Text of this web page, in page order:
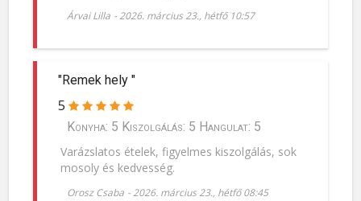
Árvai Lilla -2026. március 23., hétfő 10:57
"Remek hely "
5
Konyha: 5 Kiszolgálás: 5 Hangulat: 5
Varázslatos ételek, figyelmes kiszolgálás, sok
mosoly és kedvesség.
Orosz Csaba -2026. március 23., hétfő 08:45